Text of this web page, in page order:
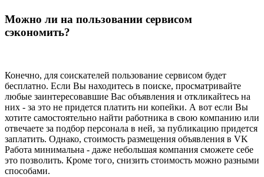
Можно ли на пользовании сервисом
сэкономить?
Конечно, для соискателей пользование сервисом будет
бесплатно. Если Вы находитесь в поиске, просматривайте
любые заинтересовавшие Вас объявления и откликайтесь на
них - за это не придется платить ни копейки. А вот если Вы
хотите самостоятельно найти работника в свою компанию или
отвечаете за подбор персонала в ней, за публикацию придется
заплатить. Однако, стоимость размещения объявления в VK
Работа минимальна - даже небольшая компания сможете себе
это позволить. Кроме того, снизить стоимость можно разными
способами.